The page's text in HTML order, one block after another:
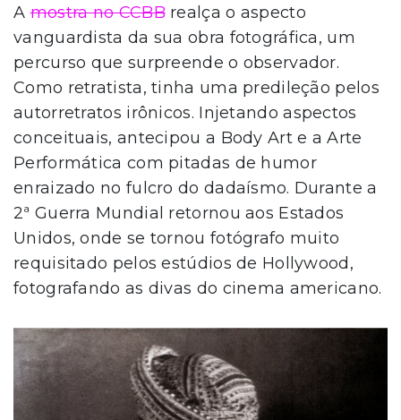
Amostra no CCBBrealça o aspecto
vanguardista da sua obra fotográfica, um
percurso que surpreende o observador.
Como retratista, tinha uma predileção pelos
autorretratos irônicos. Injetando aspectos
conceituais, antecipou a Body Art e a Arte
Performática com pitadas de humor
enraizado no fulcro do dadaísmo. Durante a
2ª Guerra Mundial retornou aos Estados
Unidos, onde se tornou fotógrafo muito
requisitado pelos estúdios de Hollywood,
fotografando as divas do cinema americano.